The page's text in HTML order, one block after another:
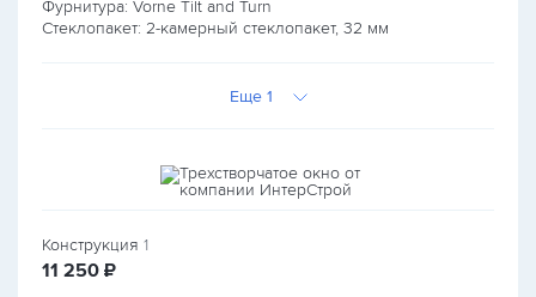
Фурнитура: Vorne Tilt and Turn
Стеклопакет: 2-камерный стеклопакет, 32 мм
Еще 1
Конструкция 1
11 250 руб.
₽